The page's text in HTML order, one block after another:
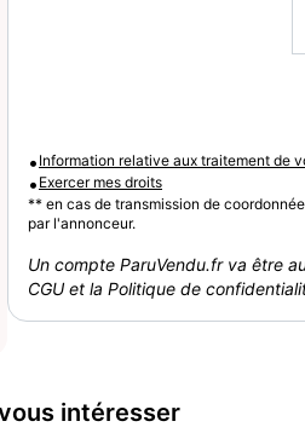
• Information relative aux traitement de
• Exercer mes droits
** en cas de transmission de
par l'annonceur.
Un compte ParuVendu.fr va être
CGU et la Politique de
intéresser